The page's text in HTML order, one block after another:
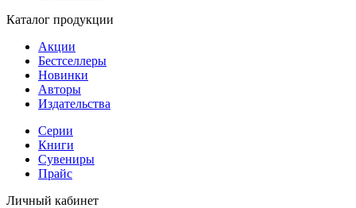
Каталог продукции
Акции
Бестселлеры
Новинки
Авторы
Издательства
Серии
Книги
Сувениры
Прайс
Личный кабинет